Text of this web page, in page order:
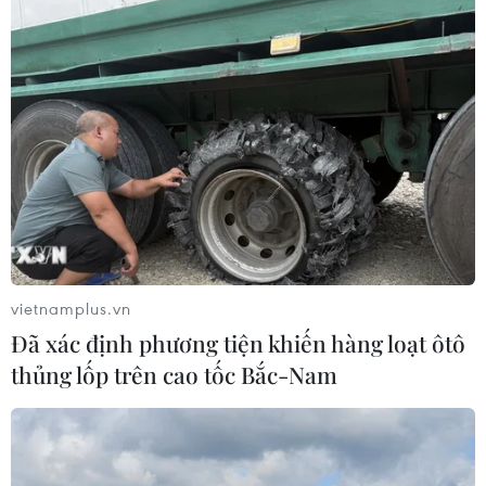
31/07/2026 04:03
Hà Nội vào top 10 thành phố có ẩm
thực đường phố hấp dẫn nhất thế
giới
30/07/2026 10:31
Mèn mén - hương vị của sức sống
bền bỉ trên Cao nguyên đá Đồng Văn
30/07/2026 07:18
Bún quậy Phú Quốc: Khi hương vị
biển cả được "quậy" theo cách của
riêng bạn
vietnamplus.vn
Đã xác định phương tiện khiến hàng loạt ôtô
thủng lốp trên cao tốc Bắc-Nam